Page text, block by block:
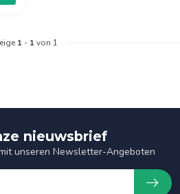
1 - 1von 1
nieuwsbrief
unseren Newsletter-Angeboten